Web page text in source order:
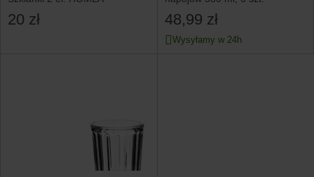
20 zł 48,99 zł
Wysyłamy w 24h